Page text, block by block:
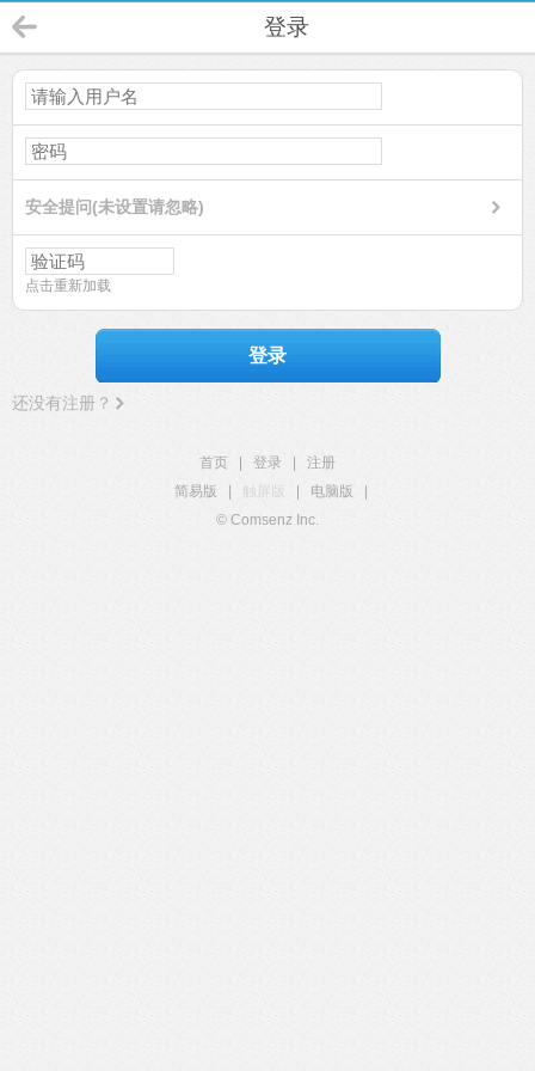
登录
安全提问(未设置请忽略)
点击重新加载
登录
还没有注册？
首页 登录
注册
简易版
触屏版 电脑版
© Comsenz Inc.